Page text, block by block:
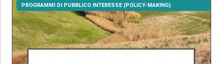
PROGRAMMI DI PUBBLICO INTERESSE (POLICY-MAKING)